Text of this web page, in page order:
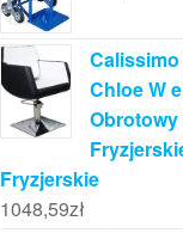
Chloe W
Fryzjerskie
1048,59zł